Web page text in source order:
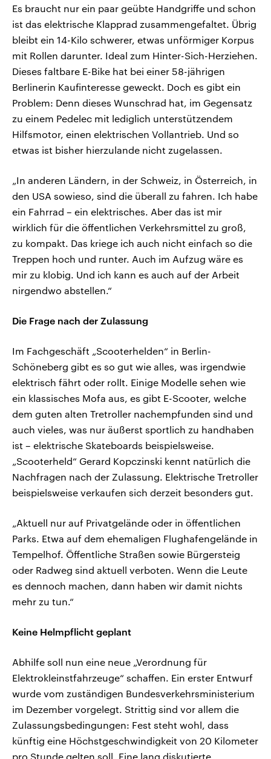
Es braucht nur ein paar geübte Handgriffe und schon
ist das elektrische Klapprad zusammengefaltet. Übrig
bleibt ein 14-Kilo schwerer, etwas unförmiger Korpus
mit Rollen darunter. Ideal zum Hinter-Sich-Herziehen.
Dieses faltbare E-Bike hat bei einer 58-jährigen
Berlinerin Kaufinteresse geweckt. Doch es gibt ein
Problem: Denn dieses Wunschrad hat, im Gegensatz
zu einem Pedelec mit lediglich unterstützendem
Hilfsmotor, einen elektrischen Vollantrieb. Und so
etwas ist bisher hierzulande nicht zugelassen.
„In anderen Ländern, in der Schweiz, in Österreich, in
den USA sowieso, sind die überall zu fahren. Ich habe
ein Fahrrad – ein elektrisches. Aber das ist mir
wirklich für die öffentlichen Verkehrsmittel zu groß,
zu kompakt. Das kriege ich auch nicht einfach so die
Treppen hoch und runter. Auch im Aufzug wäre es
mir zu klobig. Und ich kann es auch auf der Arbeit
nirgendwo abstellen.“
Die Frage nach der Zulassung
Im Fachgeschäft „Scooterhelden“ in Berlin-
Schöneberg gibt es so gut wie alles, was irgendwie
elektrisch fährt oder rollt. Einige Modelle sehen wie
ein klassisches Mofa aus, es gibt E-Scooter, welche
dem guten alten Tretroller nachempfunden sind und
auch vieles, was nur äußerst sportlich zu handhaben
ist – elektrische Skateboards beispielsweise.
„Scooterheld“ Gerard Kopczinski kennt natürlich die
Nachfragen nach der Zulassung. Elektrische Tretroller
beispielsweise verkaufen sich derzeit besonders gut.
„Aktuell nur auf Privatgelände oder in öffentlichen
Parks. Etwa auf dem ehemaligen Flughafengelände in
Tempelhof. Öffentliche Straßen sowie Bürgersteig
oder Radweg sind aktuell verboten. Wenn die Leute
es dennoch machen, dann haben wir damit nichts
mehr zu tun.“
Keine Helmpflicht geplant
Abhilfe soll nun eine neue „Verordnung für
Elektrokleinstfahrzeuge“ schaffen. Ein erster Entwurf
wurde vom zuständigen Bundesverkehrsministerium
im Dezember vorgelegt. Strittig sind vor allem die
Zulassungsbedingungen: Fest steht wohl, dass
künftig eine Höchstgeschwindigkeit von 20 Kilometer
pro Stunde gelten soll. Eine lang diskutierte